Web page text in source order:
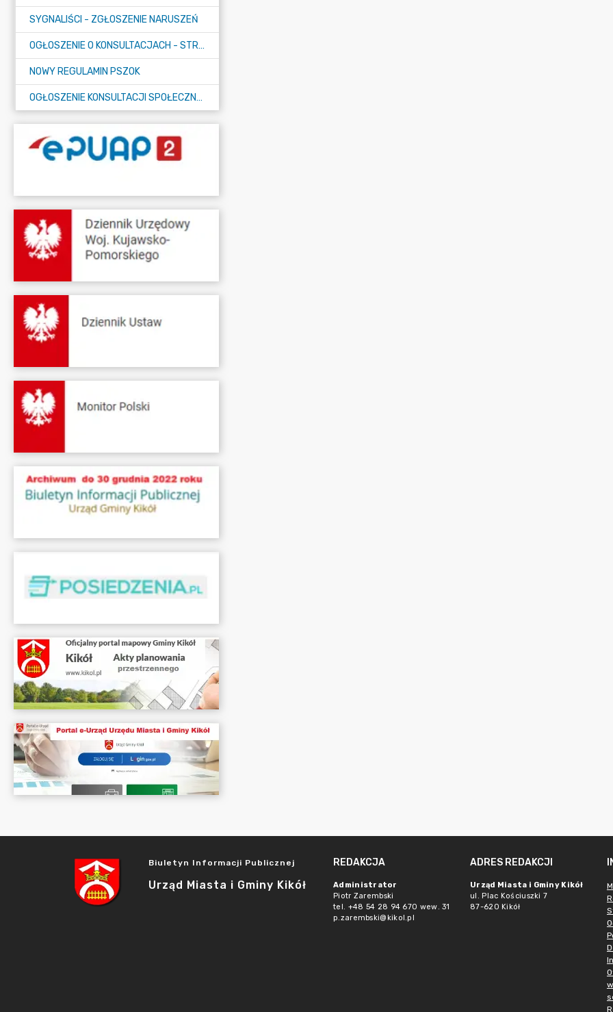
SYGNALIŚCI - ZGŁOSZENIE NARUSZEŃ
OGŁOSZENIE O KONSULTACJACH - STRATEGIA
NOWY REGULAMIN PSZOK
OGŁOSZENIE KONSULTACJI SPOŁECZNYCH
Biuletyn Informacji Publicznej
Urząd Miasta i Gminy Kikół
REDAKCJA
Administrator
Piotr Zarembski
tel. +48 54 28 94 670 wew. 31
p.zarembski@kikol.pl
ADRES REDAKCJI
Urząd Miasta i Gminy Kikół
ul. Plac Kościuszki 7
87-620 Kikół